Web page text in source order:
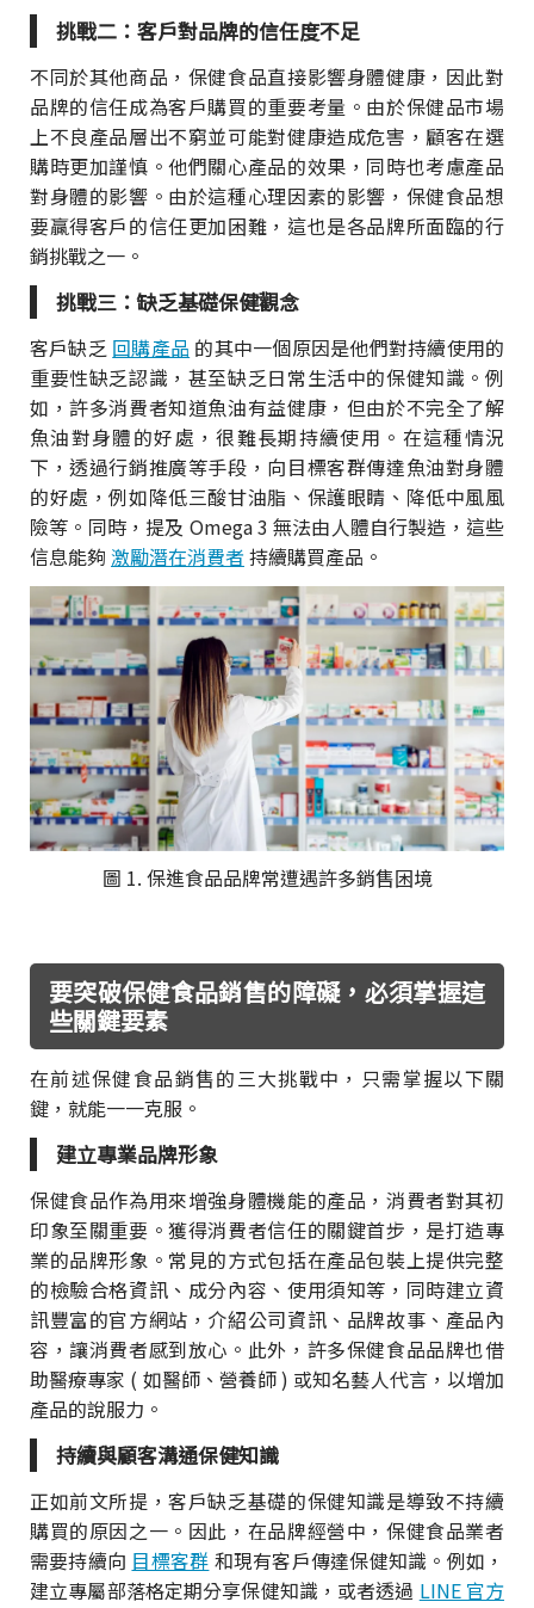
挑戰二：客戶對品牌的信任度不足
不同於其他商品，保健食品直接影響身體健康，因此對
品牌的信任成為客戶購買的重要考量。由於保健品市場
上不良產品層出不窮並可能對健康造成危害，顧客在選
購時更加謹慎。他們關心產品的效果，同時也考慮產品
對身體的影響。由於這種心理因素的影響，保健食品想
要贏得客戶的信任更加困難，這也是各品牌所面臨的行
銷挑戰之一。
挑戰三：缺乏基礎保健觀念
客戶缺乏 回購產品 的其中一個原因是他們對持續使用的
重要性缺乏認識，甚至缺乏日常生活中的保健知識。例
如，許多消費者知道魚油有益健康，但由於不完全了解
魚油對身體的好處，很難長期持續使用。在這種情況
下，透過行銷推廣等手段，向目標客群傳達魚油對身體
的好處，例如降低三酸甘油脂、保護眼睛、降低中風風
險等。同時，提及 Omega 3 無法由人體自行製造，這些
信息能夠 激勵潛在消費者持續購買產品。
圖 1. 保進食品品牌常遭遇許多銷售困境
要突破保健食品銷售的障礙，必須掌握這
些關鍵要素
在前述保健食品銷售的三大挑戰中，只需掌握以下關
鍵，就能一一克服。
建立專業品牌形象
保健食品作為用來增強身體機能的產品，消費者對其初
印象至關重要。獲得消費者信任的關鍵首步，是打造專
業的品牌形象。常見的方式包括在產品包裝上提供完整
的檢驗合格資訊、成分內容、使用須知等，同時建立資
訊豐富的官方網站，介紹公司資訊、品牌故事、產品內
容，讓消費者感到放心。此外，許多保健食品品牌也借
助醫療專家 ( 如醫師、營養師 ) 或知名藝人代言，以增加
產品的說服力。
持續與顧客溝通保健知識
正如前文所提，客戶缺乏基礎的保健知識是導致不持續
購買的原因之一。因此，在品牌經營中，保健食品業者
需要持續向 目標客群 和現有客戶傳達保健知識。例如，
建立專屬部落格定期分享保健知識，或者透過 LINE 官方